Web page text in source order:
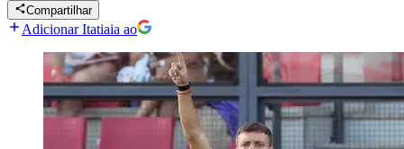
Compartilhar
Adicionar Itatiaia ao